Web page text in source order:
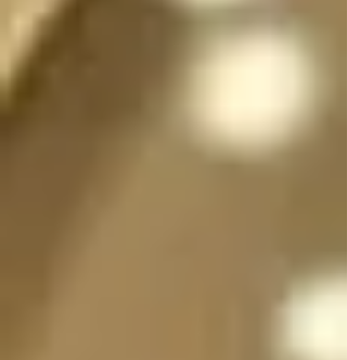
o masculina, y pueden
cambiar de forma y
dependiendo de la